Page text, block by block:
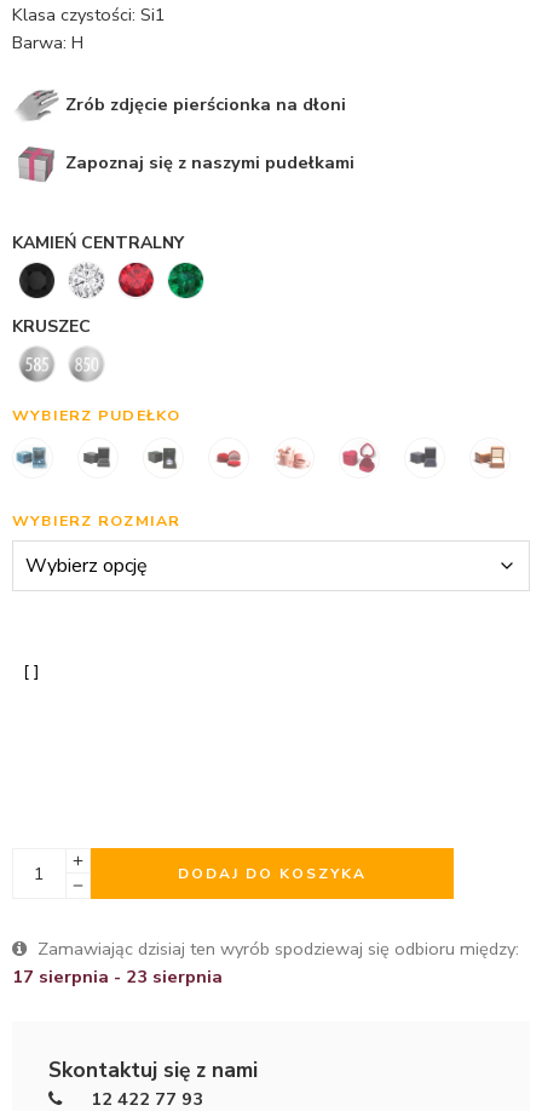
Klasa czystości: Si1
Barwa: H
Zrób zdjęcie pierścionka na dłoni
Zapoznaj się z naszymi pudełkami
KAMIEŃ CENTRALNY
KRUSZEC
WYBIERZ PUDEŁKO
WYBIERZ ROZMIAR
DODAJ DO KOSZYKA
Zamawiając dzisiaj ten wyrób spodziewaj się odbioru między:
17 sierpnia - 23 sierpnia
Skontaktuj się z nami
12 422 77 93